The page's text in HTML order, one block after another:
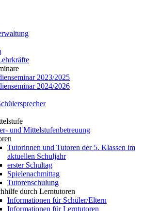
2023/2025
2024/2026
und Mittelstufenbetreuung
Tutorinnen und Tutoren der 5. Klassen im
aktuellen Schuljahr
erster Schultag
Spielenachmittag
Tutorenschulung
durch Lerntutoren
Informationen für Schüler/Eltern
Informationen für Lerntutoren